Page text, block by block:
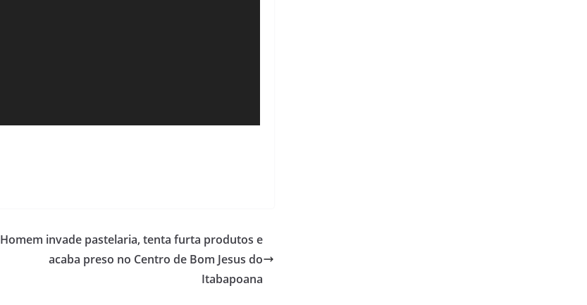
Homem invade pastelaria, tenta furta produtos e
acaba preso no Centro de Bom Jesus do
Itabapoana